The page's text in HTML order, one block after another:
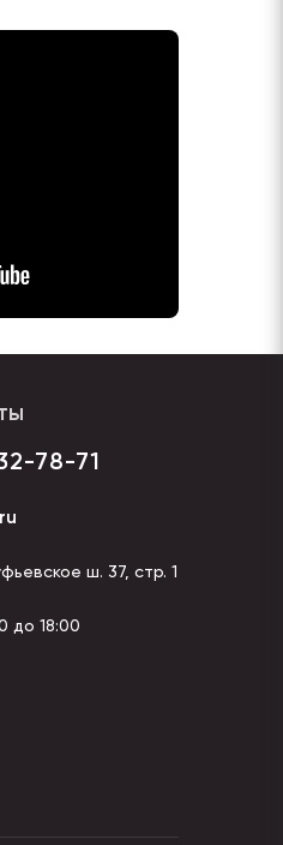
78-71
ш. 37, стр. 1
до 18:00